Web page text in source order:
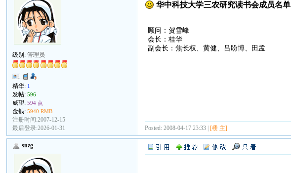
级别:管理员
精华: 1
发帖:596
威望:594 点
金钱:5940 RMB
注册时间:2007-12-15
最后登录:2026-01-31
华中科技大学三农研究读书会成员名单
顾问：贺雪峰
会长：桂华
副会长：焦长权、黄健、吕盼博、田孟
Posted: 2008-04-17 23:33 | [楼 主]
snzg